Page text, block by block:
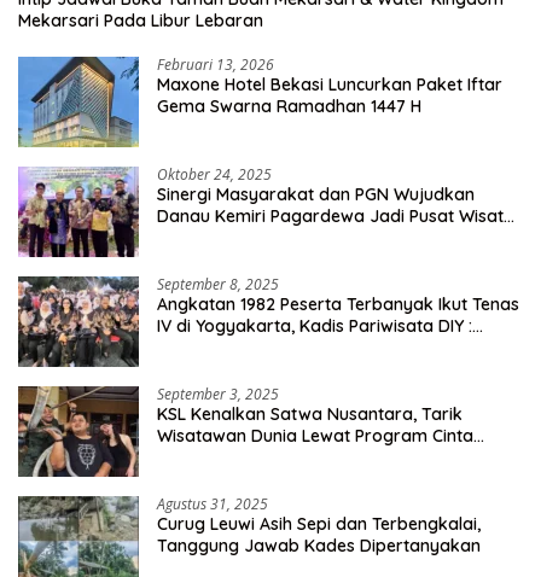
Mekarsari Pada Libur Lebaran
Februari 13, 2026
Maxone Hotel Bekasi Luncurkan Paket Iftar
Gema Swarna Ramadhan 1447 H
Oktober 24, 2025
Sinergi Masyarakat dan PGN Wujudkan
Danau Kemiri Pagardewa Jadi Pusat Wisata
September 8, 2025
Angkatan 1982 Peserta Terbanyak Ikut Tenas
IV di Yogyakarta, Kadis Pariwisata DIY :
September 3, 2025
KSL Kenalkan Satwa Nusantara, Tarik
Wisatawan Dunia Lewat Program Cinta
Agustus 31, 2025
Curug Leuwi Asih Sepi dan Terbengkalai,
Tanggung Jawab Kades Dipertanyakan